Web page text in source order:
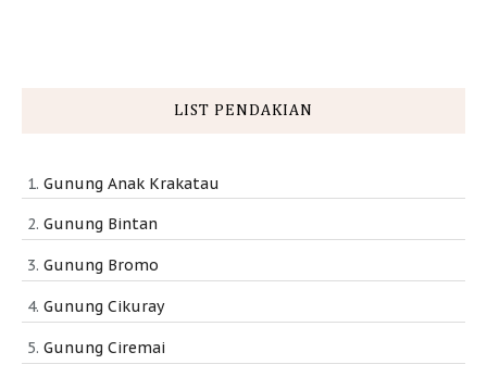
LIST PENDAKIAN
Gunung Anak Krakatau
Gunung Bintan
Gunung Bromo
Gunung Cikuray
Gunung Ciremai